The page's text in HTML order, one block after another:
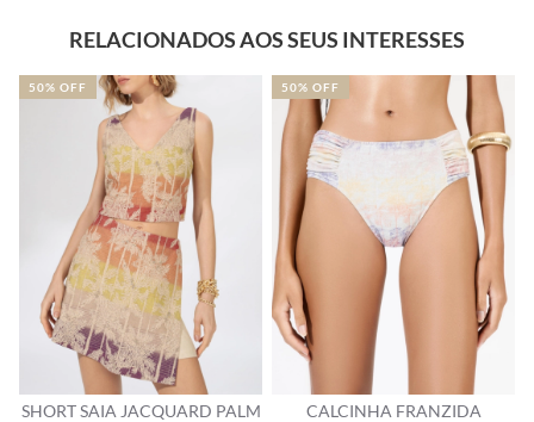
RELACIONADOS AOS SEUS INTERESSES
SHORT SAIA JACQUARD PALM
50% OFF
CALCINHA FRANZIDA
50% OFF